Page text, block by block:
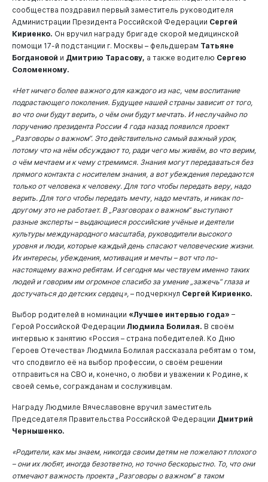
сообщества поздравил первый заместитель руководителя
Администрации Президента Российской Федерации Сергей
Кириенко. Он вручил награду бригаде скорой медицинской
помощи 17-й подстанции г. Москвы – фельдшерам Татьяне
Богдановой и Дмитрию Тарасову, а также водителю Сергею
Соломенному.
«Нет ничего более важного для каждого из нас, чем воспитание
подрастающего поколения. Будущее нашей страны зависит от того,
во что они будут верить, о чём они будут мечтать. И неслучайно по
поручению президента России 4 года назад появился проект
„Разговоры о важном“. Это действительно самый важный урок,
потому что на нём обсуждают то, ради чего мы живём, во что верим,
о чём мечтаем и к чему стремимся. Знания могут передаваться без
прямого контакта с носителем знания, а вот убеждения передаются
только от человека к человеку. Для того чтобы передать веру, надо
верить. Для того чтобы передать мечту, надо мечтать, и никак по-
другому это не работает. В „Разговорах о важном“ выступают
разные эксперты – выдающиеся российские учёные и деятели
культуры международного масштаба, руководители высокого
уровня и люди, которые каждый день спасают человеческие жизни.
Их интересы, убеждения, мотивация и мечты – вот что по-
настоящему важно ребятам. И сегодня мы чествуем именно таких
людей и говорим им огромное спасибо за умение „зажечь“ глаза и
достучаться до детских сердец», – подчеркнул Сергей Кириенко.
Выбор родителей в номинации «Лучшее интервью года» –
Герой Российской Федерации Людмила Болилая. В своём
интервью к занятию «Россия – страна победителей. Ко Дню
Героев Отечества» Людмила Болилая рассказала ребятам о том,
что сподвигло её на выбор профессии, о своём решении
отправиться на СВО и, конечно, о любви и уважении к Родине, к
своей семье, согражданам и сослуживцам.
Награду Людмиле Вячеславовне вручил заместитель
Председателя Правительства Российской Федерации Дмитрий
Чернышенко.
«Родители, как мы знаем, никогда своим детям не пожелают плохого
– они их любят, иногда безответно, но точно бескорыстно. То, что они
отмечают важность проекта „Разговоры о важном“ в таком